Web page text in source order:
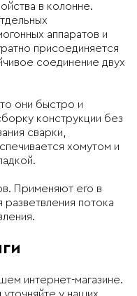
в колонне.
аппаратов и
присоединяется
соединение двух
они быстро и
конструкции без
сварки,
хомутом и
Применяют его в
потока
интернет-магазине.